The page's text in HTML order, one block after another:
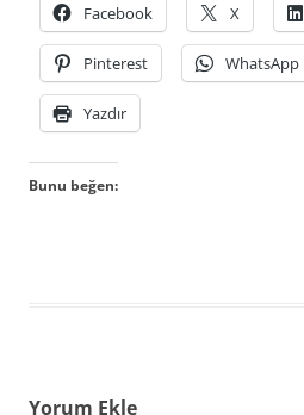
Facebook X
Pinterest WhatsApp
Yazdır
Bunu beğen:
Yorum Ekle